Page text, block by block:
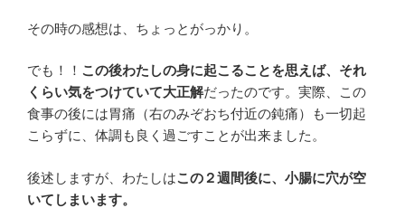
その時の感想は、ちょっとがっかり。
でも！！ この後わたしの身に起こることを思えば、それ
くらい気をつけていて大正解だったのです。実際、この
食事の後には胃痛（右のみぞおち付近の鈍痛）も一切起
こらずに、体調も良く過ごすことが出来ました。
後述しますが、わたしはこの２週間後に、小腸に穴が空
いてしまいます。